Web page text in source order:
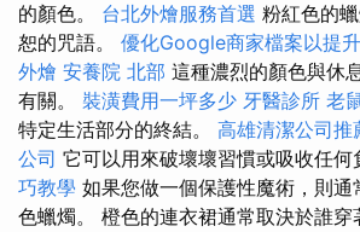
的顏色。 台北外燴服務首選 粉紅色的
恕的咒語。 優化Google商家檔案以提
外燴 安養院 北部 這種濃烈的顏色與休
有關。 裝潢費用一坪多少 牙醫診所 老
特定生活部分的終結。 高雄清潔公司推
公司 它可以用來破壞壞習慣或吸收任何
巧教學 如果您做一個保護性魔術，則
色蠟燭。 橙色的連衣裙通常取決於誰穿